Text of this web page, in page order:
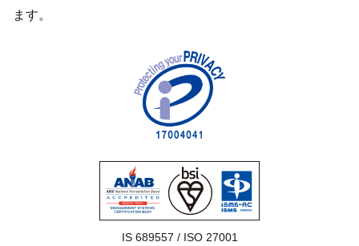
ます。
IS 689557 / ISO 27001